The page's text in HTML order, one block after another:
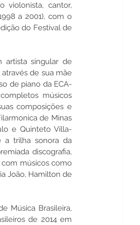
violonista, cantor,
a 2001), com o
do Festival de
artista singular de
de sua mãe
de piano da ECA-
músicos
composições e
de Minas
e Quinteto Villa-
a trilha sonora da
discografia,
com músicos como
João, Hamilton de
Música Brasileira,
de 2014 em